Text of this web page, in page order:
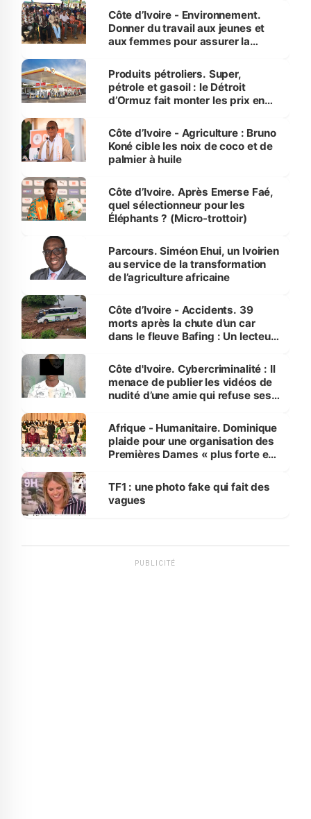
Côte d’Ivoire - Environnement.
Donner du travail aux jeunes et
aux femmes pour assurer la
menacées
Produits pétroliers. Super,
pétrole et gasoil : le Détroit
d’Ormuz fait monter les prix en
Côte d’Ivoire - Agriculture : Bruno
Koné cible les noix de coco et de
palmier à huile
Côte d’Ivoire. Après Emerse Faé,
quel sélectionneur pour les
Éléphants ? (Micro-trottoir)
Parcours. Siméon Ehui, un Ivoirien
au service de la transformation
de l’agriculture africaine
Côte d’Ivoire - Accidents. 39
morts après la chute d’un car
dans le fleuve Bafing : Un lecteur
des Transports
Côte d'Ivoire. Cybercriminalité : Il
menace de publier les vidéos de
nudité d’une amie qui refuse ses
Afrique - Humanitaire. Dominique
plaide pour une organisation des
Premières Dames « plus forte et
sur la scène internationale »
TF1 : une photo fake qui fait des
vagues
PUBLICITÉ